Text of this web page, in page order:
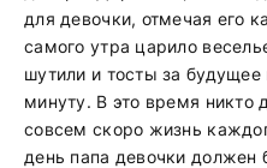
для девочки, отмечая его
самого утра царило
шутили и тосты за
минуту. В это время никто
совсем скоро жизнь
день папа девочки должен